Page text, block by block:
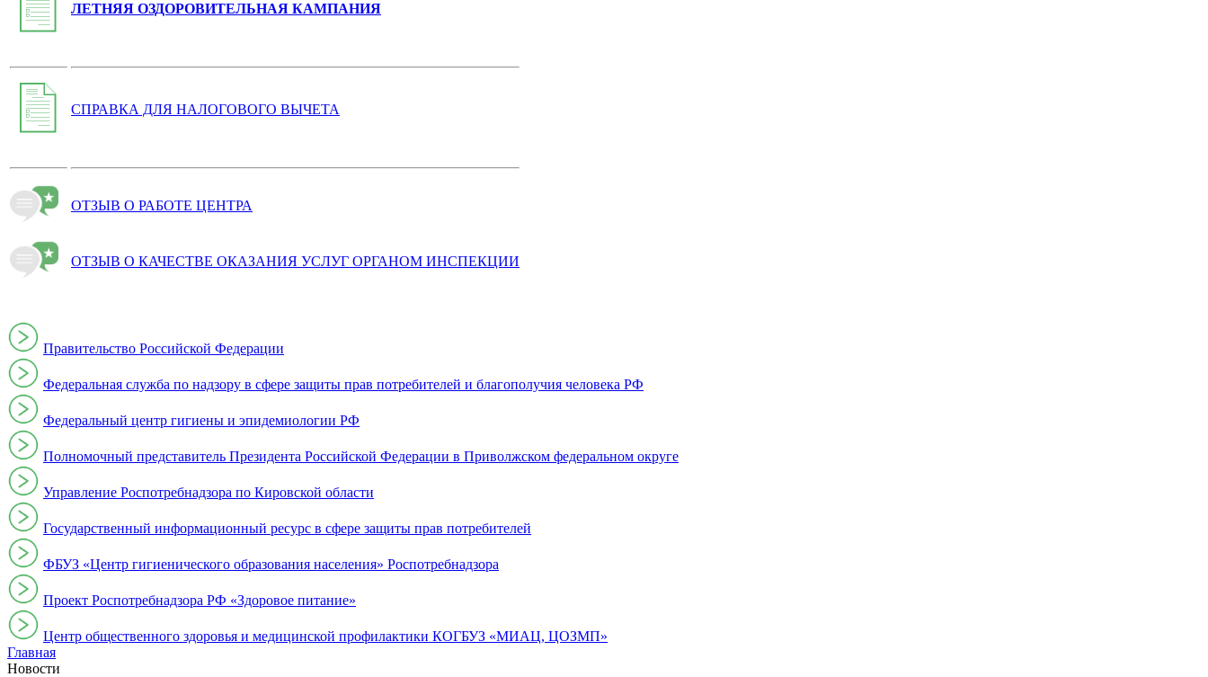
ЛЕТНЯЯ ОЗДОРОВИТЕЛЬНАЯ КАМПАНИЯ
СПРАВКА ДЛЯ НАЛОГОВОГО ВЫЧЕТА
ОТЗЫВ О РАБОТЕ ЦЕНТРА
ОТЗЫВ О КАЧЕСТВЕ ОКАЗАНИЯ УСЛУГ ОРГАНОМ ИНСПЕКЦИИ
Правительство Российской Федерации
Федеральная служба по надзору в сфере защиты прав потребителей и благополучия человека РФ
Федеральный центр гигиены и эпидемиологии РФ
Полномочный представитель Президента Российской Федерации в Приволжском федеральном округе
Управление Роспотребнадзора по Кировской области
Государственный информационный ресурс в сфере защиты прав потребителей
ФБУЗ «Центр гигиенического образования населения» Роспотребнадзора
Проект Роспотребнадзора РФ «Здоровое питание»
Центр общественного здоровья и медицинской профилактики КОГБУЗ «МИАЦ, ЦОЗМП»
Главная
Новости